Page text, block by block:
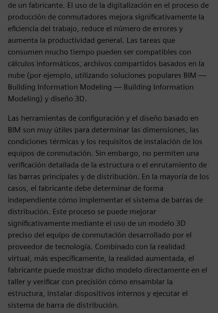
de un fabricante. El uso de la digitalización en el proceso de
producción de conmutadores mejora significativamente la
eficiencia del trabajo, reduce el número de errores y
aumenta la productividad general. Las tareas que
consumen mucho tiempo pueden ser compatibles con
cálculos informáticos, archivos compartidos basados en la
nube (por ejemplo, utilizando soluciones populares BIM —
Building Information Modeling — Building Information
Modeling) y diseño 3D.
Las herramientas de configuración y el diseño basado en
BIM son muy útiles para determinar las dimensiones, las
condiciones térmicas y los requisitos de instalación de los
equipos de conmutación. Sin embargo, no permiten una
verificación detallada de la estructura o el enrutamiento de
las barras principales y de distribución. En la mayoría de los
casos, el fabricante debe determinar de forma
independiente cómo implementar el sistema de barras de
distribución. Este proceso se puede mejorar
significativamente mediante el uso de un modelo 3D
preciso del equipo de conmutación desarrollado por el
proveedor de tecnología. Combinado con la realidad
virtual, más específicamente, la realidad aumentada, el
fabricante puede mostrar dicho modelo directamente en el
taller y verificar con precisión cómo ensamblar la
estructura, instalar dispositivos internos y ejecutar el
sistema de barra de distribución.